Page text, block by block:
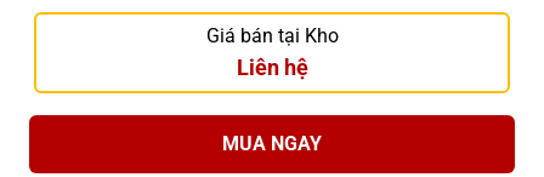
Giá bán tại Kho
Liên hệ
MUA NGAY